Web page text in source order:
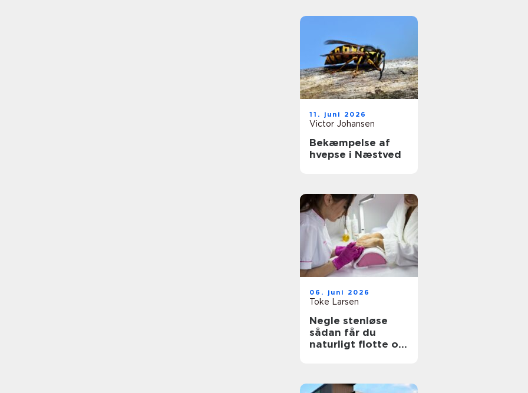
11. juni 2026
Victor Johansen
Bekæmpelse af
hvepse i Næstved
06. juni 2026
Toke Larsen
Negle stenløse
sådan får du
naturligt flotte og